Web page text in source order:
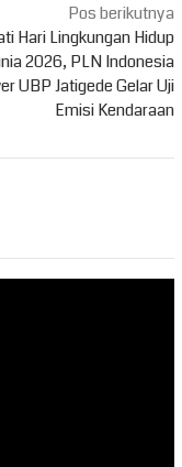
Pos berikutnya
Hari Lingkungan Hidup
2026, PLN Indonesia
UBP Jatigede Gelar Uji
Emisi Kendaraan